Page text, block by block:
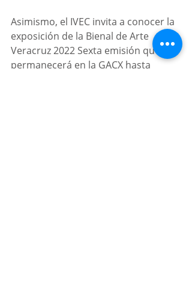
Asimismo, el IVEC invita a conocer la
exposición de la Bienal de Arte
Veracruz 2022 Sexta emisión que
permanecerá en la GACX hasta